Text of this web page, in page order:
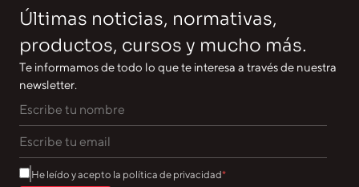
Últimas noticias, normativas,
productos, cursos y mucho más.
Te informamos de todo lo que te interesa a través de nuestra
newsletter.
He leído y acepto la política de privacidad